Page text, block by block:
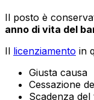
Il posto è
anno di vita del
Il licenziamento in
Giusta causa
Cessazione
Scadenza